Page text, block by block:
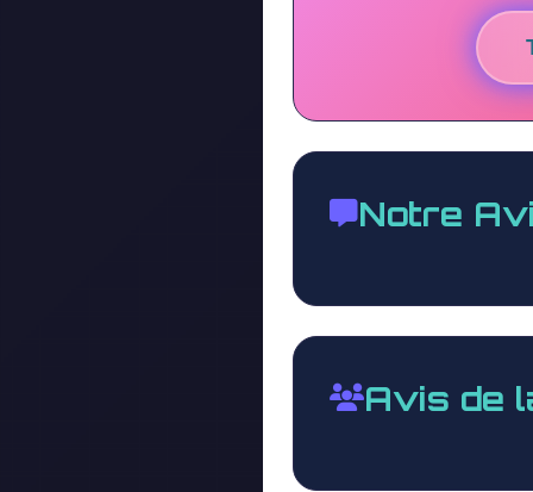
Notre
Avis de